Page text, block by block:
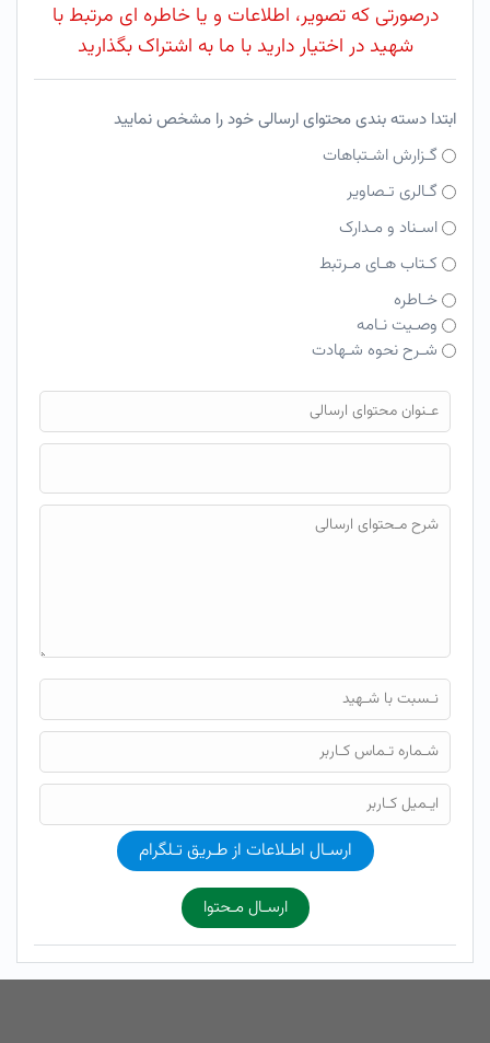
درصورتی که تصویر، اطلاعات و یا خاطره ای مرتبط با
شهید در اختیار دارید با ما به اشتراک بگذارید
ابتدا دسته بندی محتوای ارسالی خود را مشخص نمایید
گـزارش اشـتباهات
گـالری تـصاویر
اسـناد و مـدارک
کـتاب هـای مـرتبط
خـاطره
وصـیت نـامه
شـرح نحوه شـهادت
فایل محتوای ارسالی
ارسـال اطـلاعات از طـریق تـلگرام
ارسـال مـحتوا